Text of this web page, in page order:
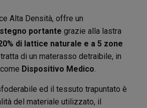
Alta Densità, offre un
portante grazie alla lastra
di lattice naturale e a 5 zone
tratta di un materasso detraibile, in
Dispositivo Medico.
ed il tessuto trapuntato è
del materiale utilizzato, il